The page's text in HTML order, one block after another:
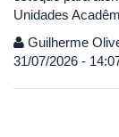
Unidades
Guilherme
31/07/2026 -